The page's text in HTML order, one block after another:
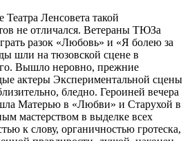
Ленсовета такой
не отличался. Ветераны ТЮЗа
разок «Любовь» и «Я болею за
шли на тюзовской сцене в
Вышло неровно, прежние
актеры Экспериментальной сцены
бледно. Героиней вечера
Матерью в «Любви» и Старухой в
мастерством в выделке всех
к слову, органичностью гротеска,